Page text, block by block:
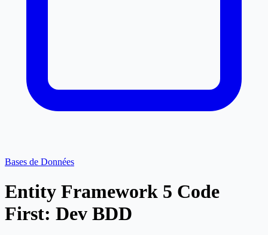
Bases de Données
Entity Framework 5 Code
First: Dev BDD